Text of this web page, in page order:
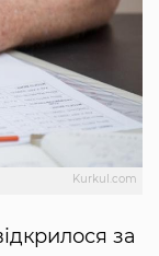
Kurkul.com
за